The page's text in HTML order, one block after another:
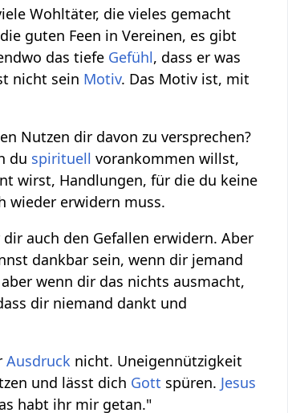
Wohltäter, die vieles gemacht
guten Feen in Vereinen, es gibt
das tiefe Gefühl, dass er was
nicht sein Motiv. Das Motiv ist, mit
Nutzen dir davon zu versprechen?
du spirituell vorankommen willst,
wirst, Handlungen, für die du keine
wieder erwidern muss.
auch den Gefallen erwidern. Aber
dankbar sein, wenn dir jemand
wenn dir das nichts ausmacht,
dir niemand dankt und
Ausdruck nicht. Uneigennützigkeit
und lässt dich Gott spüren. Jesus
habt ihr mir getan."